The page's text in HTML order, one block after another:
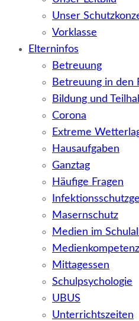
Unser
Vorklasse
Elterninfos
Betreuung
Betreuung in den
Bildung und
Corona
Extreme
Hausaufgaben
Ganztag
Häufige Fragen
Masernschutz
Medien im
Medienkompetenz
Mittagessen
Schulpsychologie
UBUS
Unterrichtszeiten